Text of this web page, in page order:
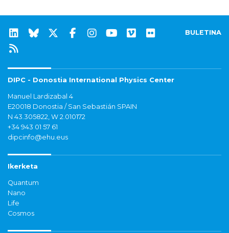
BULETINA
DIPC - Donostia International Physics Center
Manuel Lardizabal 4
E20018 Donostia / San Sebastián SPAIN
N 43.305822, W 2.010172
+34 943 01 57 61
dipcinfo@ehu.eus
Ikerketa
Quantum
Nano
Life
Cosmos